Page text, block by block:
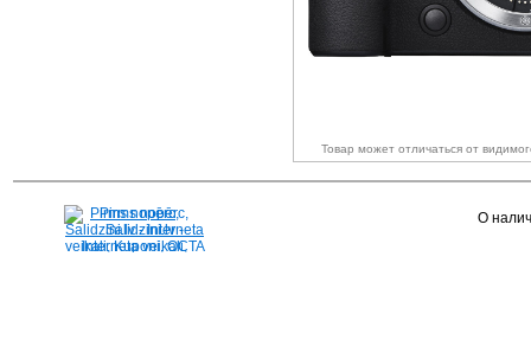
Товар может отличаться от
Pirms nopērc,
Salidzini.lv - Interneta
veikali, Kuponi, OCTA
О